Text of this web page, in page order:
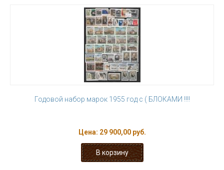
Годовой набор марок 1955 год с ( БЛОКАМИ !!!!
Цена: 29 900,00 руб.